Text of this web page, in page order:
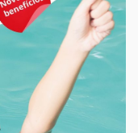
Yahoo! Calendar